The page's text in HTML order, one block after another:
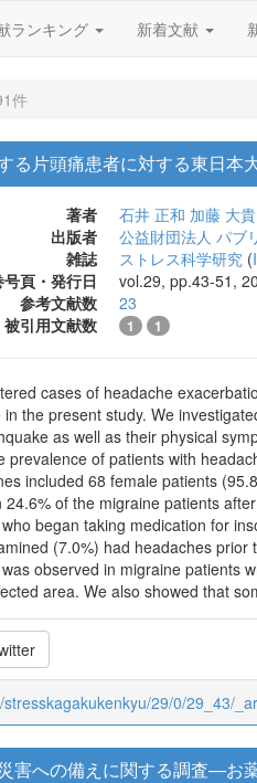
ランキング 新着文献
件
る片頭痛患者に対する東日本
著者 石井 正和 加藤 大貴
出版者
公益財団法人 パブ
雑誌
ストレス科学研究 (
号頁・発行日
vol.29, pp.43-51,
参考文献数
23
被引用文献数
1 1
cases of headache
in the present study. We
as well as their physical
prevalence of patients with
included 68 female patients
24.6% of the migraine patients
began taking medication for
(7.0%) had headaches
observed in migraine patients
area. We also showed that
29/0/29_43/
害への備えに関する調査―